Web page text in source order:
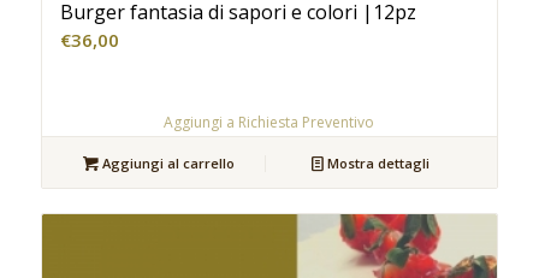
Burger fantasia di sapori e colori |12pz
€36,00
Aggiungi a Richiesta Preventivo
Aggiungi al carrello Mostra dettagli